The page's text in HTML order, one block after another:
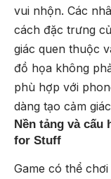
vui nhộn. Các
cách đặc trưng
giác quen thuộc
đồ họa không
phù hợp với
dàng tạo cảm
Nền tảng và cấu
for Stuff
Game có thể